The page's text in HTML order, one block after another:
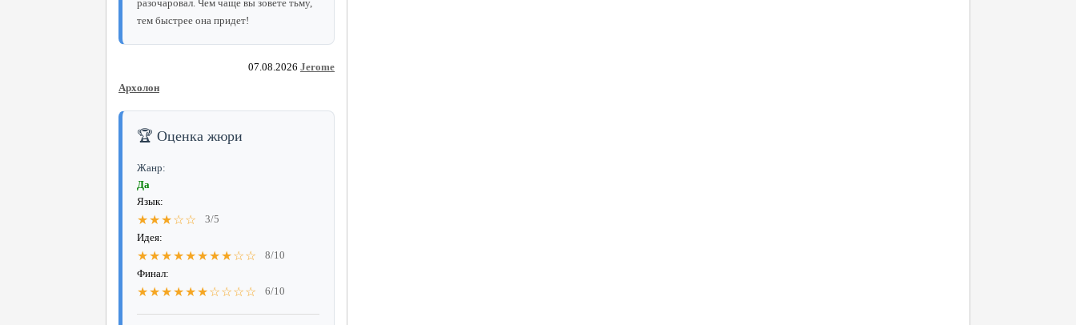
разочаровал. Чем чаще вы зовете тьму,
тем быстрее она придет!
07.08.2026 Jerome
Архолон
🏆 Оценка жюри
Жанр:
Да
Язык:
★★★☆☆
3/5
Идея:
★★★★★★★★☆☆
8/10
Финал:
★★★★★★☆☆☆☆ 6/10